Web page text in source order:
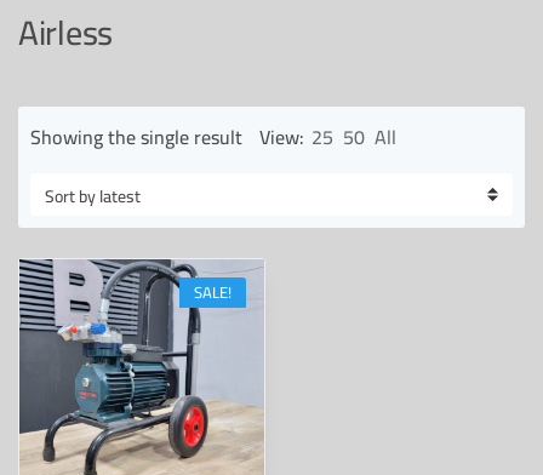
Airless
Showing the single result View: 25 50 All
SALE!